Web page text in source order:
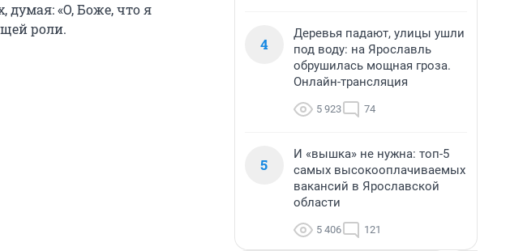
думая: «О, Боже, что я
роли.
4
Деревья падают, улицы ушли
под воду: на Ярославль
обрушилась мощная гроза.
Онлайн-трансляция
5 923 74
5
И «вышка» не нужна: топ-5
самых высокооплачиваемых
вакансий в Ярославской
области
5 406 121